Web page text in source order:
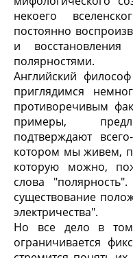
некоего
постоянно
и
полярностями.
Английский
приглядимся
противоречивым
примеры,
подтверждают
котором мы живем,
которую можно,
слова
существование
электричества".
Но все дело в
ограничивается